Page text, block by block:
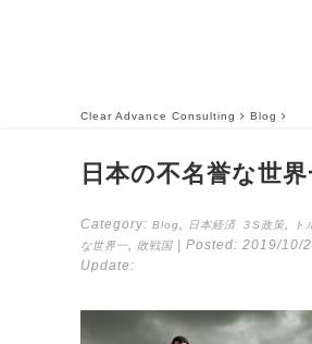
Clear Advance Consulting Blog
日本の不名誉な世
Category: Blog 日本経済 ３S政策 ト
な世界一
敗戦国 | Posted: 2019/10/
Update: